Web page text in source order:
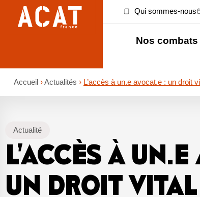
Qui sommes-nous
Nos combats
Accueil ›Actualités › L’accès à un.e avocat.e : un droit
Actualité
L’ACCÈS À
UN DROIT